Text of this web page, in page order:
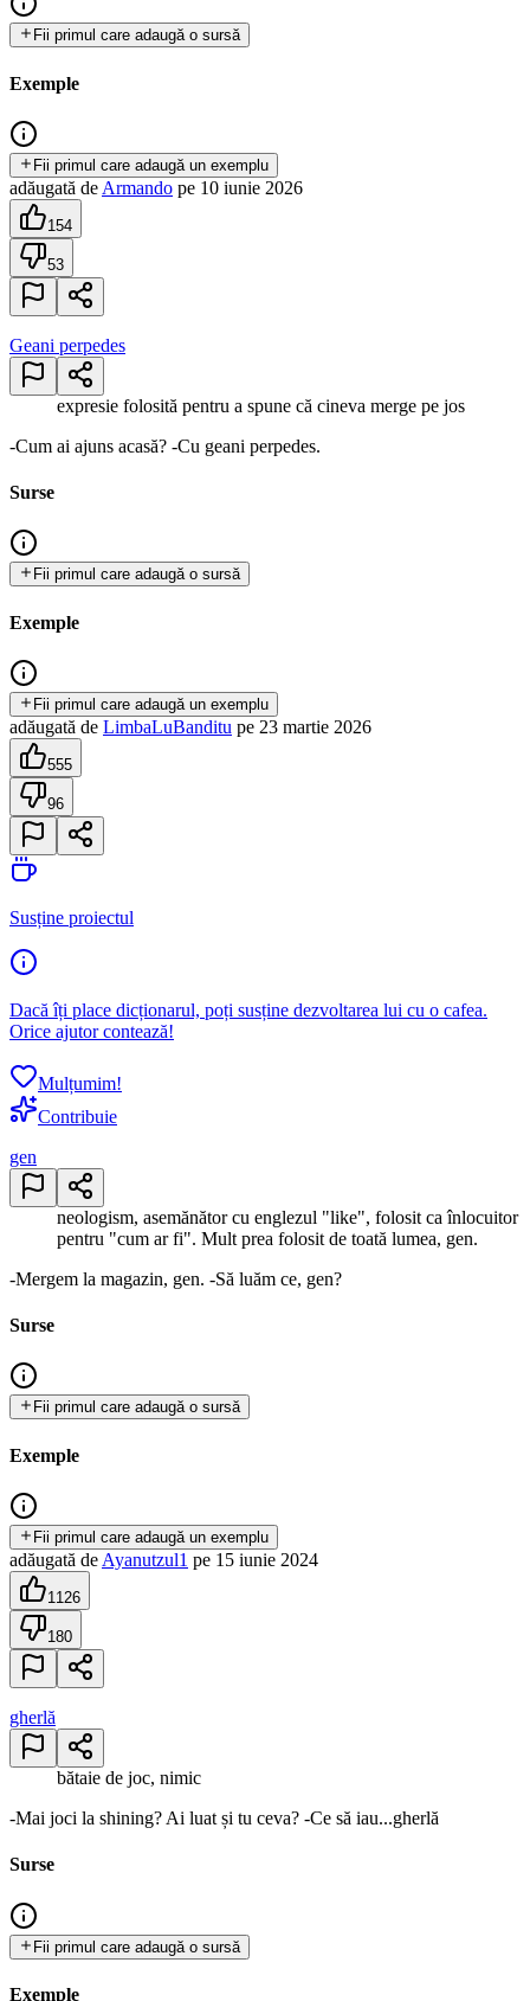
Fii primul care adaugă o sursă
Exemple
Fii primul care adaugă un exemplu
adăugată de Armando pe 10 iunie 2026
154
53
Geani perpedes
expresie folosită pentru a spune că cineva merge pe jos
-Cum ai ajuns acasă? -Cu geani perpedes.
Surse
Fii primul care adaugă o sursă
Exemple
Fii primul care adaugă un exemplu
adăugată de LimbaLuBanditu pe 23 martie 2026
555
96
Susține proiectul
Dacă îți place dicționarul, poți susține dezvoltarea lui cu o cafea.
Orice ajutor contează!
Mulțumim!
Contribuie
gen
neologism, asemănător cu englezul "like", folosit ca înlocuitor
pentru "cum ar fi". Mult prea folosit de toată lumea, gen.
-Mergem la magazin, gen. -Să luăm ce, gen?
Surse
Fii primul care adaugă o sursă
Exemple
Fii primul care adaugă un exemplu
adăugată de Ayanutzul1 pe 15 iunie 2024
1126
180
gherlă
bătaie de joc, nimic
-Mai joci la shining? Ai luat și tu ceva? -Ce să iau...gherlă
Surse
Fii primul care adaugă o sursă
Exemple